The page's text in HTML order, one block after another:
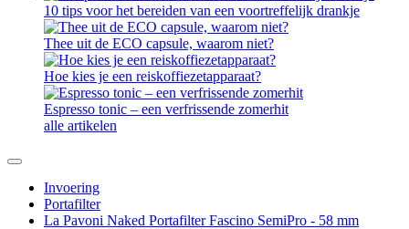
10 tips voor het bereiden van een voortreffelijk drankje
Thee uit de ECO capsule, waarom niet?
Hoe kies je een reiskoffiezetapparaat?
Espresso tonic – een verfrissende zomerhit
alle artikelen
Invoering
Portafilter
La Pavoni Naked Portafilter Fascino SemiPro - 58 mm